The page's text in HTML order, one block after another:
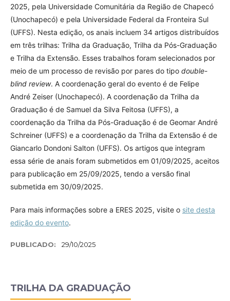
2025, pela Universidade Comunitária da Região de Chapecó
(Unochapecó) e pela Universidade Federal da Fronteira Sul
(UFFS). Nesta edição, os anais incluem 34 artigos distribuídos
em três trilhas: Trilha da Graduação, Trilha da Pós-Graduação
e Trilha da Extensão. Esses trabalhos foram selecionados por
meio de um processo de revisão por pares do tipo double-
blind review. A coordenação geral do evento é de Felipe
André Zeiser (Unochapecó). A coordenação da Trilha da
Graduação é de Samuel da Silva Feitosa (UFFS), a
coordenação da Trilha da Pós-Graduação é de Geomar André
Schreiner (UFFS) e a coordenação da Trilha da Extensão é de
Giancarlo Dondoni Salton (UFFS). Os artigos que integram
essa série de anais foram submetidos em 01/09/2025, aceitos
para publicação em 25/09/2025, tendo a versão final
submetida em 30/09/2025.
Para mais informações sobre a ERES 2025, visite o site desta
edição do evento.
PUBLICADO: 29/10/2025
TRILHA DA GRADUAÇÃO